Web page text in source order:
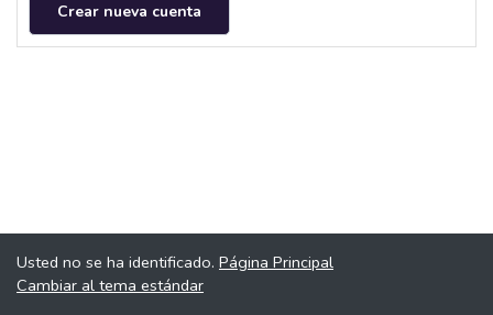
Crear nueva cuenta
Usted no se ha identificado. Página Principal
Cambiar al tema estándar